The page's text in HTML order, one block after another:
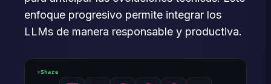
enfoque progresivo permite integrar los
LLMs de manera responsable y productiva.
Share